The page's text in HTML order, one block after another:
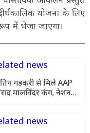
योजना के लिए
में भेजा जाएगा।
गडकरी से मिले AAP
मालविंदर कंग, नेशनल